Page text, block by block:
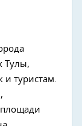
Тулы,
и туристам.
площади